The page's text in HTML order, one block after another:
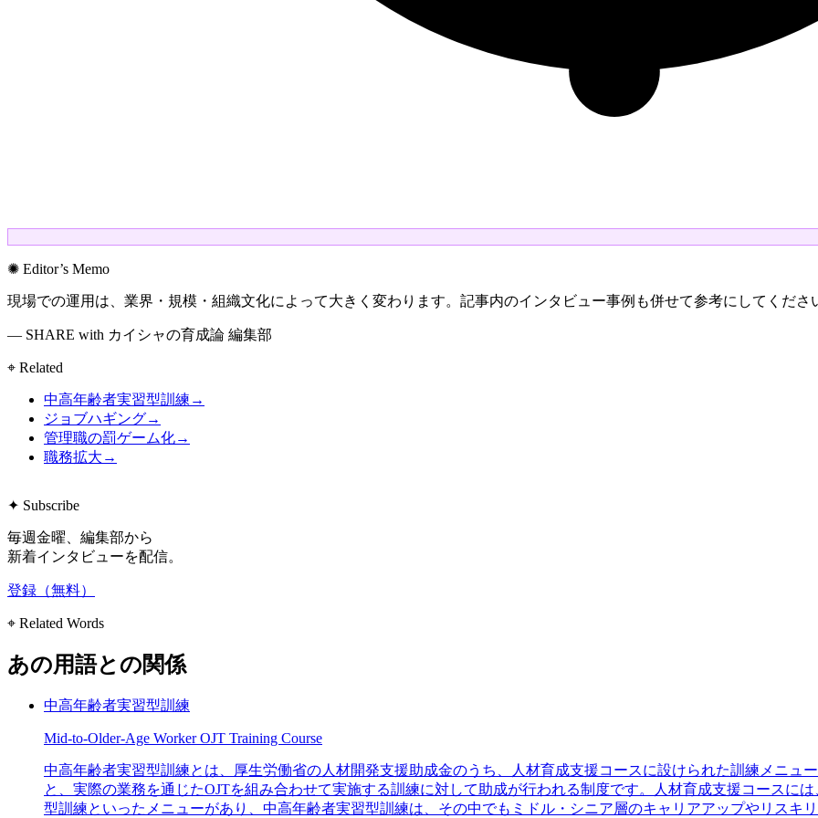
✺ Editor’s Memo
現場での運用は、業界・規模・組織文化によって大きく変わります。記事内のインタビュー事例も併せて参考にしてくださ
— SHARE with カイシャの育成論 編集部
⌖ Related
中高年齢者実習型訓練 →
ジョブハギング→
管理職の罰ゲーム化→
職務拡大 →
✦ Subscribe
毎週金曜、編集部から
新着インタビューを配信。
登録（無料）
⌖ Related Words
あの用語との関係
中高年齢者実習型訓練
Mid-to-Older-Age Worker OJT Training Course
中高年齢者実習型訓練とは、厚生労働省の人材開発支援助成金のうち、人材育成支援コースに設けられた訓練メニュ
と、実際の業務を通じたOJTを組み合わせて実施する訓練に対して助成が行われる制度です。人材育成支援コースに
型訓練といったメニューがあり、中高年齢者実習型訓練は、その中でもミドル・シニア層のキャリアアップやリスキ